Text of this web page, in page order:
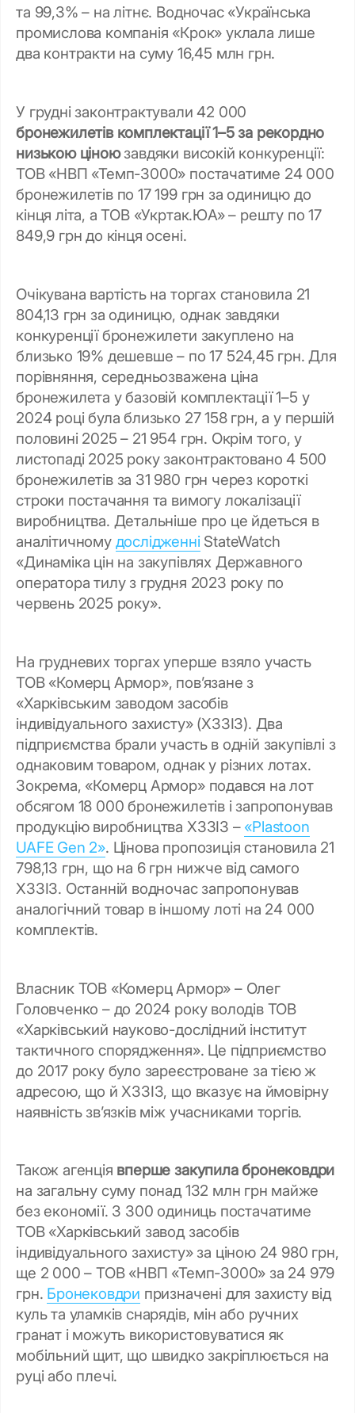
та 99,3% – на літнє. Водночас «Українська
промислова компанія «Крок» уклала лише
два контракти на суму 16,45 млн грн.
У грудні законтрактували 42 000
бронежилетів комплектації 1–5 за рекордно
низькою ціноюзавдяки високій конкуренції:
ТОВ «НВП «Темп-3000» постачатиме 24 000
бронежилетів по 17 199 грн за одиницю до
кінця літа, а ТОВ «Укртак.ЮА» – решту по 17
849,9 грн до кінця осені.
Очікувана вартість на торгах становила 21
804,13 грн за одиницю, однак завдяки
конкуренції бронежилети закуплено на
близько 19% дешевше – по 17 524,45 грн. Для
порівняння, середньозважена ціна
бронежилета у базовій комплектації 1–5 у
2024 році була близько 27 158 грн, а у першій
половині 2025 – 21 954 грн. Окрім того, у
листопаді 2025 року законтрактовано 4 500
бронежилетів за 31 980 грн через короткі
строки постачання та вимогу локалізації
виробництва. Детальніше про це йдеться в
аналітичному дослідженні StateWatch
«Динаміка цін на закупівлях Державного
оператора тилу з грудня 2023 року по
червень 2025 року».
На грудневих торгах уперше взяло участь
ТОВ «Комерц Армор», пов’язане з
«Харківським заводом засобів
індивідуального захисту» (ХЗЗІЗ). Два
підприємства брали участь в одній закупівлі з
однаковим товаром, однак у різних лотах.
Зокрема, «Комерц Армор» подався на лот
обсягом 18 000 бронежилетів і запропонував
продукцію виробництва ХЗЗІЗ – «Plastoon
UAFE Gen 2». Цінова пропозиція становила 21
798,13 грн, що на 6 грн нижче від самого
ХЗЗІЗ. Останній водночас запропонував
аналогічний товар в іншому лоті на 24 000
комплектів.
Власник ТОВ «Комерц Армор» – Олег
Головченко – до 2024 року володів ТОВ
«Харківський науково-дослідний інститут
тактичного спорядження». Це підприємство
до 2017 року було зареєстроване за тією ж
адресою, що й ХЗЗІЗ, що вказує на ймовірну
наявність зв’язків між учасниками торгів.
Також агенція вперше закупила бронековдри
на загальну суму понад 132 млн грн майже
без економії. 3 300 одиниць постачатиме
ТОВ «Харківський завод засобів
індивідуального захисту» за ціною 24 980 грн,
ще 2 000 – ТОВ «НВП «Темп-3000» за 24 979
грн. Бронековдри призначені для захисту від
куль та уламків снарядів, мін або ручних
гранат і можуть використовуватися як
мобільний щит, що швидко закріплюється на
руці або плечі.